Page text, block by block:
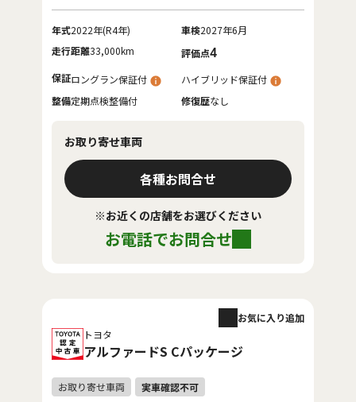
年式2022年(R4年) 車検2027年6月
走行距離33,000km 評価点4
保証ロングラン保証付
ハイブリッド保証付
整備定期点検整備付 修復歴なし
お取り寄せ車両
各種お問合せ
※お近くの店舗をお選びください
お電話でお問合せ
トヨタ
アルファードS Cパッケージ
お気に入り追加